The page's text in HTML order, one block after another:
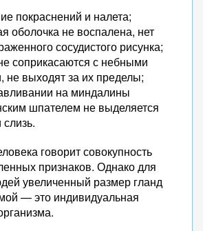
покраснений и налета;
оболочка не воспалена, нет
сосудистого рисунка;
соприкасаются с небными
не выходят за их пределы;
на миндалины
шпателем не выделяется
слизь.
говорит совокупность
признаков. Однако для
увеличенный размер гланд
— это индивидуальная